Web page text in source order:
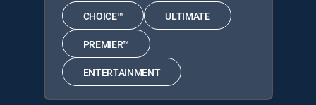
CHOICE™ ULTIMATE
PREMIER™
ENTERTAINMENT